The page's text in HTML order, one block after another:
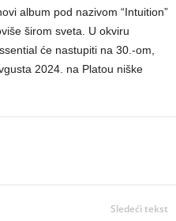
album pod nazivom “Intuition”
širom sveta. U okviru
će nastupiti na 30.-om,
2024. na Platou niške
Sledeći tekst